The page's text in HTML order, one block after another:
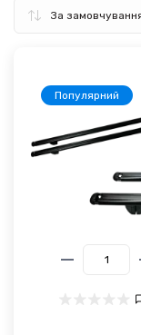
Популярний